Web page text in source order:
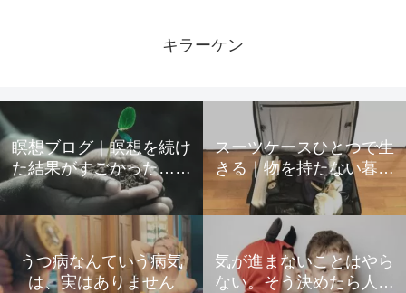
キラーケン
瞑想ブログ｜瞑想を続け
た結果がすごかった…起
きた変化をすべて公開
スーツケースひとつで生
きる｜物を持たない暮ら
しのための所有物の手放
し方
うつ病なんていう病気
は、実はありません
気が進まないことはやら
ない。そう決めたら人生